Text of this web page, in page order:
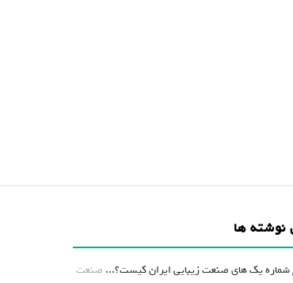
نوشته ها
شماره یک های صنعت زیبایی ایران کیست؟... صنعت